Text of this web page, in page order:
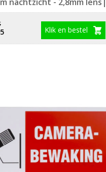
Klik en bestel